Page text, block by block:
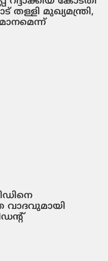
തള്ളി മുഖ്യമന്ത്രി,
വാദവുമായി